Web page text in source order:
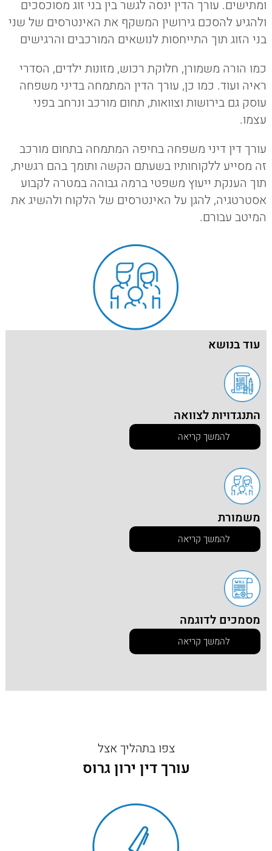
ומתישים. עורך הדין ינסה לגשר בין בני זוג מסוכסכים
ולהגיע להסכם גירושין המשקף את האינטרסים של שני
בני הזוג תוך התייחסות לנושאים המורכבים והרגישים
כמו הורה משמורן, חלוקת רכוש, מזונות ילדים, הסדרי
ראיה ועוד. כמו כן, עורך הדין המתמחה בדיני משפחה
עוסק גם בירושות וצוואות, תחום מורכב ונרחב בפני
עצמו.
עורך דין דיני משפחה בחיפה המתמחה בתחום מורכב
זה מסייע ללקוחותיו בשעתם הקשה ותומך בהם רגשית,
תוך הענקת ייעוץ משפטי ברמה גבוהה במטרה לקבוע
אסטרטגיה, להגן על האינטרסים של הלקוח ולהשיג את
המיטב עבורם.
עוד בנושא
התנגדויות לצוואה
להמשך קריאה
משמורת
להמשך קריאה
מסמכים לדוגמה
להמשך קריאה
צפו בתהליך אצל
עורך דין ירון גרוס